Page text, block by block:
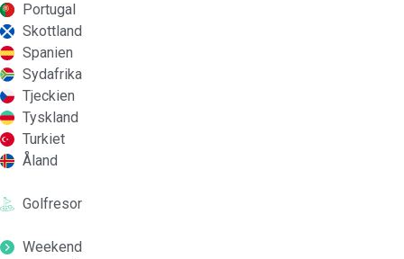
Portugal
Skottland
Spanien
Sydafrika
Tjeckien
Tyskland
Turkiet
Åland
Golfresor
Weekend